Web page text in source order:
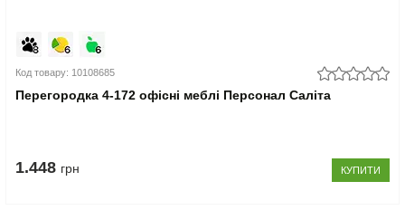
Код товару: 10108685
Перегородка 4-172 офісні меблі Персонал Саліта
1.448 грн КУПИТИ